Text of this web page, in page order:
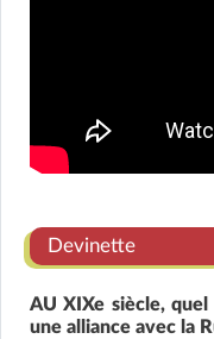
Devinette
AU XIXe siècle,
une alliance avec la